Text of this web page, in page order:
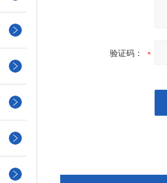
验证码：